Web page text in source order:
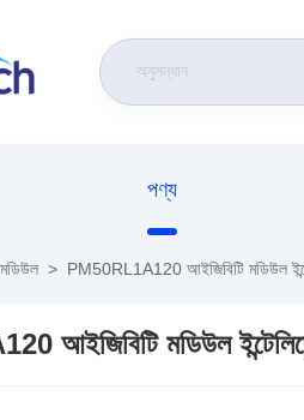
পণ্য
> PM50RL1A120 আইজিবিটি মডিউল
আইজিবিটি মডিউল